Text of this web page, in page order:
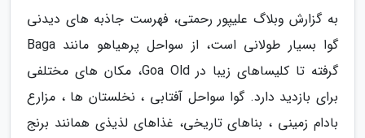
به گزارش وبلاگ علیپور رحمتی، فهرست جاذبه های دیدنی
گوا بسیار طولانی است، از سواحل پرهیاهو مانند Baga
گرفته تا کلیساهای زیبا در Goa Old، مکان های مختلفی
برای بازدید دارد. گوا سواحل آفتابی ، نخلستان ها ، مزارع
بادام زمینی ، بناهای تاریخی، غذاهای لذیذی همانند برنج